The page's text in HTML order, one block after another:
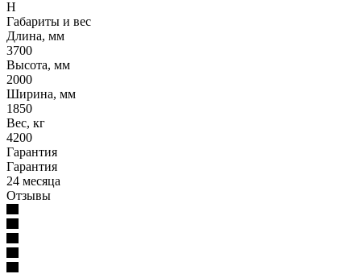
Н
Габариты и вес
Длина, мм
3700
Высота, мм
2000
Ширина, мм
1850
Вес, кг
4200
Гарантия
Гарантия
24 месяца
Отзывы